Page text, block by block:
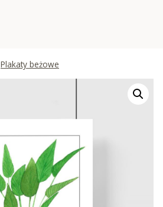
Plakaty beżowe